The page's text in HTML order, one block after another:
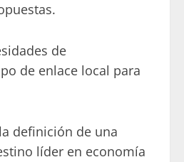
de
de enlace local para
definición de una
líder en economía